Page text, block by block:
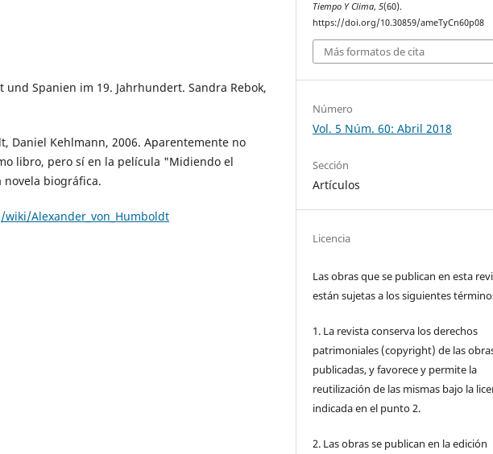
Spanien im 19. Jahrhundert. Sandra Rebok,
Daniel Kehlmann, 2006. Aparentemente no
libro, pero sí en la película "Midiendo el
biográfica.
Alexander_von_Humboldt
Tiempo Y Clima,5(60).
https://doi.org/10.30859/ameTyCn60p08
Más formatos de cita
Número
Vol. 5 Núm. 60: Abril 2018
Sección
Artículos
Licencia
Las obras que se publican en esta
están sujetas a los siguientes
1. La revista conserva los derechos
patrimoniales (copyright) de las
publicadas, y favorece y permite la
reutilización de las mismas bajo la
indicada en el punto 2.
2. Las obras se publican en la edición